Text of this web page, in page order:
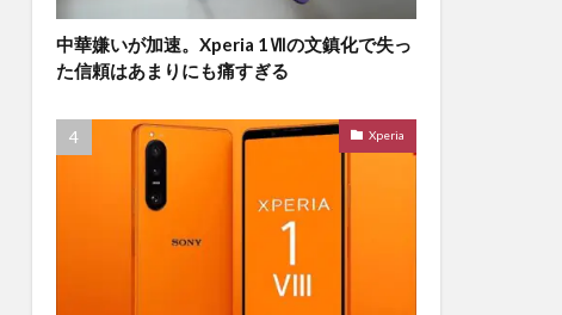
中華嫌いが加速。Xperia 1Ⅶの文鎮化で失っ
た信頼はあまりにも痛すぎる
Xperia